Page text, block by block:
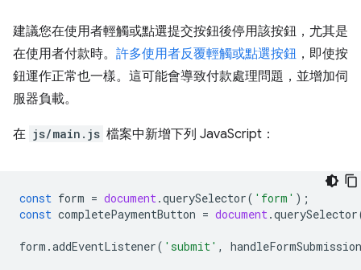
建議您在使用者輕觸或點選提交按鈕後停用該按鈕，尤其是
在使用者付款時。 許多使用者反覆輕觸或點選按鈕 ，即使按
鈕運作正常也一樣。這可能會導致付款處理問題，並增加伺
服器負載。
在 js/main.js 檔案中新增下列 JavaScript：
const form = document.querySelector( 'form' );
const completePaymentButton = document.querySelector
form .addEventListener( 'submit' , handleFormSubmission